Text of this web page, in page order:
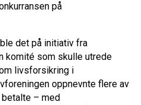
på
på initiativ fra
komité som skulle utrede
livsforsikring i
oppnevnte flere av
– med